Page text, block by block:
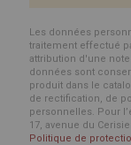
Les données
traitement effectué
attribution d'une
données sont
produit dans le
de rectification, de
personnelles. Pour
17, avenue du
Politique de